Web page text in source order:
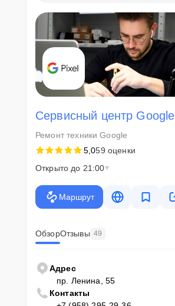
Сервисный центр Google
Ремонт техники Google
5,059 оценки
Открыто до 21:00
Маршрут
ОбзорОтзывы 49
Адрес
пр. Ленина, 55
Контакты